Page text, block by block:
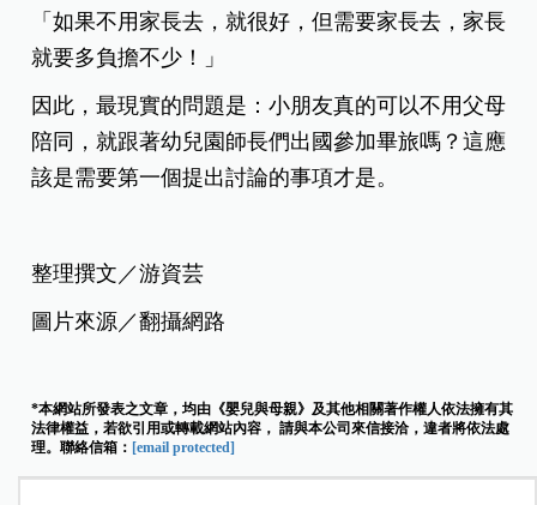
「如果不用家長去，就很好，但需要家長去，家長
就要多負擔不少！」
因此，最現實的問題是：小朋友真的可以不用父母
陪同，就跟著幼兒園師長們出國參加畢旅嗎？這應
該是需要第一個提出討論的事項才是。
整理撰文／游資芸
圖片來源／翻攝網路
*本網站所發表之文章，均由《嬰兒與母親》及其他相關著作權人依法擁有其
法律權益，若欲引用或轉載網站內容， 請與本公司來信接洽，違者將依法處
理。聯絡信箱： [email protected]